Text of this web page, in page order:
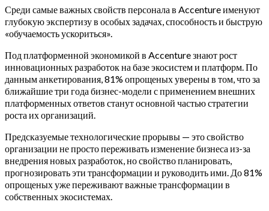
Среди самые важных свойств персонала в Accenture именуют
глубокую экспертизу в особых задачах, способность и быструю
«обучаемость ускориться».
Под платформенной экономикой в Accenture знают рост
инновационных разработок на базе экосистем и платформ. По
данным анкетирования, 81% опрощеных уверены в том, что за
ближайшие три года бизнес-модели с применением внешних
платформенных ответов станут основной частью стратегии
роста их организаций.
Предсказуемые технологические прорывы — это свойство
организации не просто переживать изменение бизнеса из-за
внедрения новых разработок, но свойство планировать,
прогнозировать эти трансформации и руководить ими. До 81%
опрощеных уже переживают важные трансформации в
собственных экосистемах.